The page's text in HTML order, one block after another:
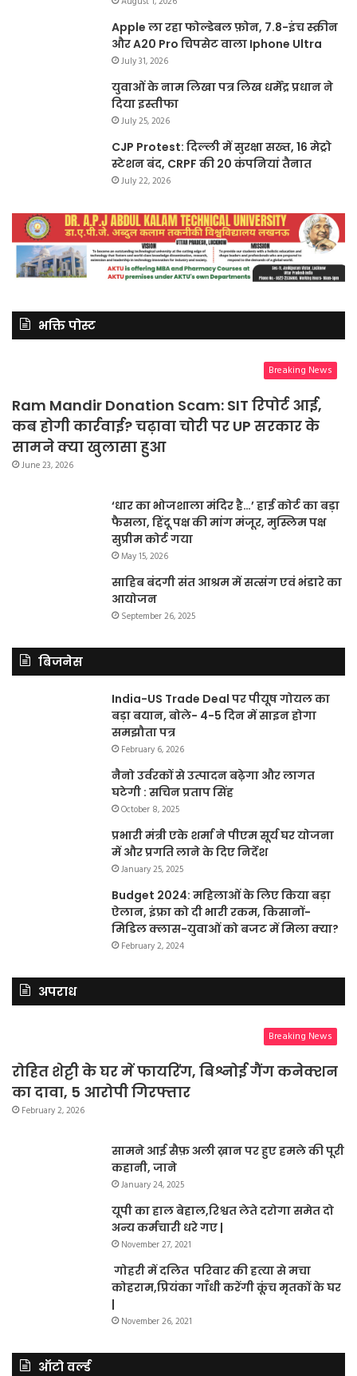
Apple ला रहा फोल्डेबल फ़ोन, 7.8-इंच स्क्रीन
और A20 Pro चिपसेट वाला Iphone Ultra
July 31, 2026
युवाओं के नाम लिखा पत्र लिख धर्मेंद्र प्रधान ने
दिया इस्तीफा
July 25, 2026
CJP Protest: दिल्ली में सुरक्षा सख्त, 16 मेट्रो
स्टेशन बंद, CRPF की 20 कंपनियां तैनात
July 22, 2026
भक्ति पोस्ट
Breaking News
Ram Mandir Donation Scam: SIT रिपोर्ट आई,
कब होगी कार्रवाई? चढ़ावा चोरी पर UP सरकार के
सामने क्या खुलासा हुआ
June 23, 2026
‘धार का भोजशाला मंदिर है…’ हाई कोर्ट का बड़ा
फैसला, हिंदू पक्ष की मांग मंजूर, मुस्लिम पक्ष
सुप्रीम कोर्ट गया
May 15, 2026
साहिब बंदगी संत आश्रम में सत्संग एवं भंडारे का
आयोजन
September 26, 2025
बिजनेस
India-US Trade Deal पर पीयूष गोयल का
बड़ा बयान, बोले- 4-5 दिन में साइन होगा
समझौता पत्र
February 6, 2026
नैनो उर्वरकों से उत्पादन बढ़ेगा और लागत
घटेगी : सचिन प्रताप सिंह
October 8, 2025
प्रभारी मंत्री एके शर्मा ने पीएम सूर्य घर योजना
में और प्रगति लाने के दिए निर्देश
January 25, 2025
Budget 2024: महिलाओं के लिए किया बड़ा
ऐलान, इंफ्रा को दी भारी रकम, किसानों-
मिडिल क्लास-युवाओं को बजट में मिला क्या?
February 2, 2024
अपराध
Breaking News
रोहित शेट्टी के घर में फायरिंग, बिश्नोई गैंग कनेक्शन
का दावा, 5 आरोपी गिरफ्तार
February 2, 2026
सामने आई सैफ़ अली ख़ान पर हुए हमले की पूरी
कहानी, जाने
January 24, 2025
यूपी का हाल बेहाल,रिश्वत लेते दरोगा समेत दो
अन्य कर्मचारी धरे गए |
November 27, 2021
गोहरी में दलित परिवार की हत्या से मचा
कोहराम,प्रियंका गाँधी करेंगी कूंच मृतकों के घर
|
November 26, 2021
ऑटो वर्ल्ड